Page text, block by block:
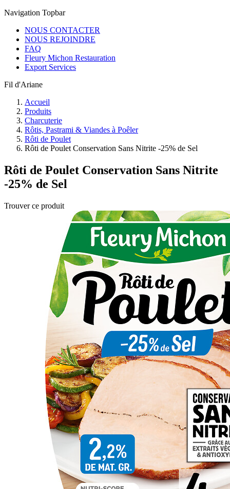
Navigation Topbar
NOUS CONTACTER
NOUS REJOINDRE
FAQ
Fleury Michon Restauration
Export Services
Fil d'Ariane
Accueil
Produits
Charcuterie
Rôtis, Pastrami & Viandes à Poêler
Rôti de Poulet
Rôti de Poulet Conservation Sans Nitrite -25% de Sel
Rôti de Poulet Conservation Sans Nitrite
-25% de Sel
Trouver ce produit